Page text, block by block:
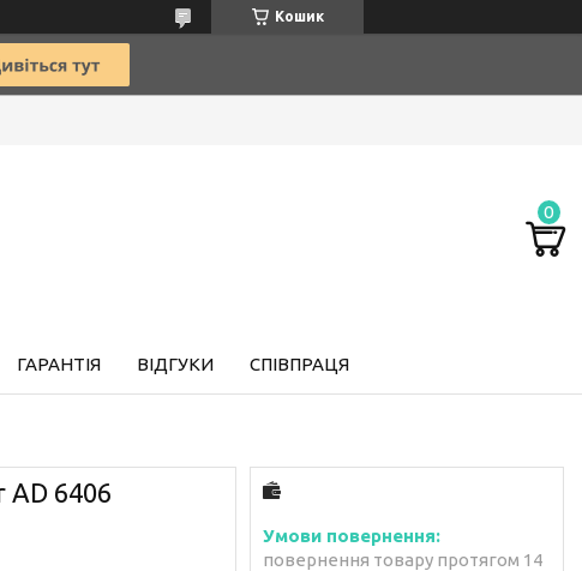
Кошик
ГАРАНТІЯ ВІДГУКИ СПІВПРАЦЯ
AD 6406
повернення товару протягом 14